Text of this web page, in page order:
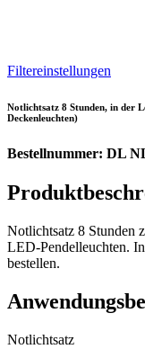
Filtereinstellungen
Notlichtsatz 8 Stunden, in der
Deckenleuchten)
Bestellnummer: DL
Notlichtsatz 8 Stunden
LED-Pendelleuchten.
bestellen.
Notlichtsatz